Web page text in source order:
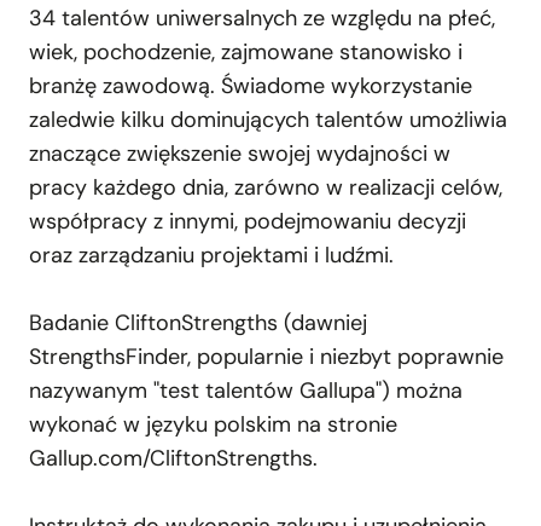
34 talentów uniwersalnych ze względu na płeć,
wiek, pochodzenie, zajmowane stanowisko i
branżę zawodową. Świadome wykorzystanie
zaledwie kilku dominujących talentów umożliwia
znaczące zwiększenie swojej wydajności w
pracy każdego dnia, zarówno w realizacji celów,
współpracy z innymi, podejmowaniu decyzji
oraz zarządzaniu projektami i ludźmi.
Badanie CliftonStrengths (dawniej
StrengthsFinder, popularnie i niezbyt poprawnie
nazywanym "test talentów Gallupa") można
wykonać w języku polskim na stronie
Gallup.com/CliftonStrengths.